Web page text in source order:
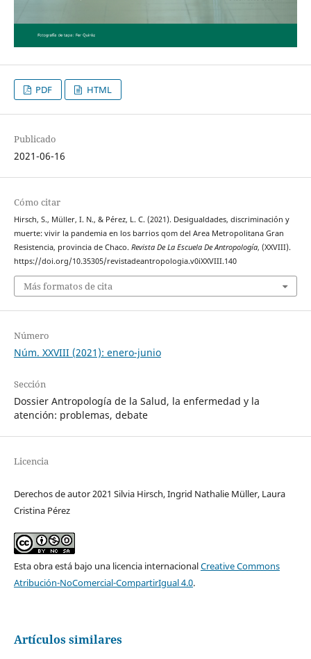
PDF HTML
Publicado
2021-06-16
Cómo citar
Hirsch, S., Müller, I. N., & Pérez, L. C. (2021). Desigualdades, discriminación y
muerte: vivir la pandemia en los barrios qom del Area Metropolitana Gran
Resistencia, provincia de Chaco. Revista De La Escuela De Antropología, (XXVIII).
https://doi.org/10.35305/revistadeantropologia.v0iXXVIII.140
Más formatos de cita
Número
Núm. XXVIII (2021): enero-junio
Sección
Dossier Antropología de la Salud, la enfermedad y la
atención: problemas, debate
Licencia
Derechos de autor 2021 Silvia Hirsch, Ingrid Nathalie Müller, Laura
Cristina Pérez
Esta obra está bajo una licencia internacionalCreative Commons
Atribución-NoComercial-CompartirIgual 4.0.
Artículos similares